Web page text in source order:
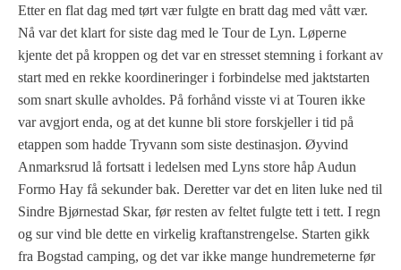
Etter en flat dag med tørt vær fulgte en bratt dag med vått vær.
Nå var det klart for siste dag med le Tour de Lyn. Løperne
kjente det på kroppen og det var en stresset stemning i forkant av
start med en rekke koordineringer i forbindelse med jaktstarten
som snart skulle avholdes. På forhånd visste vi at Touren ikke
var avgjort enda, og at det kunne bli store forskjeller i tid på
etappen som hadde Tryvann som siste destinasjon. Øyvind
Anmarksrud lå fortsatt i ledelsen med Lyns store håp Audun
Formo Hay få sekunder bak. Deretter var det en liten luke ned til
Sindre Bjørnestad Skar, før resten av feltet fulgte tett i tett. I regn
og sur vind ble dette en virkelig kraftanstrengelse. Starten gikk
fra Bogstad camping, og det var ikke mange hundremeterne før